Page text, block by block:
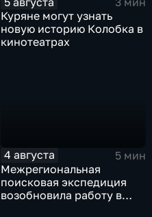
Куряне могут узнать
новую историю Колобка в
кинотеатрах
4 августа
5 мин
Межрегиональная
поисковая экспедиция
возобновила работу в